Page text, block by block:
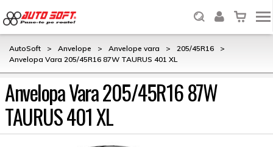
AutoSoft > Anvelope > Anvelope vara > 205/45R16
>
Anvelopa Vara 205/45R16 87W TAURUS 401 XL
Anvelopa Vara 205/45R16 87W
TAURUS 401 XL